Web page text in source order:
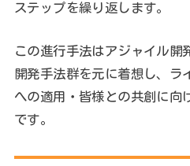
ステップを繰り返します。
この進行手法はアジャイル開
開発手法群を元に着想し、ラ
への適用・皆様との共創に向
です。